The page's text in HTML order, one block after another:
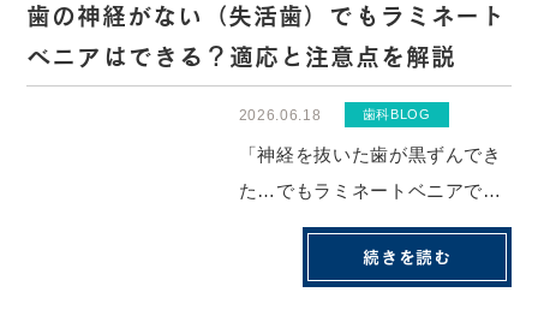
しょうか。特に気になるのが、
「どの治療法で歯をどれくらい
削るのか」という点...
歯の神経がない（失活歯）でもラミネート
ベニアはできる？適応と注意点を解説
2026.06.18 歯科BLOG
「神経を抜いた歯が黒ずんでき
た…でもラミネートベニアで白
くできるの？」そんな疑問をお
持ちではありませんか？神経を
続きを読む